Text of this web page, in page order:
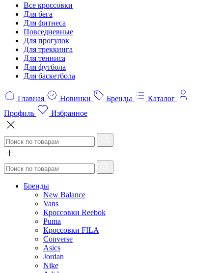
Все кроссовки
Для бега
Для фитнеса
Повседневные
Для прогулок
Для треккинга
Для тенниса
Для футбола
Для баскетбола
Главная Новинки Бренды
Каталог
Профиль
Избранное
Бренды
New Balance
Vans
Кроссовки Reebok
Puma
Кроссовки FILA
Converse
Asics
Jordan
Nike